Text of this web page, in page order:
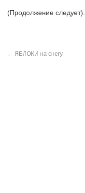
(Продолжение следует).
← ЯБЛОКИ на снегу